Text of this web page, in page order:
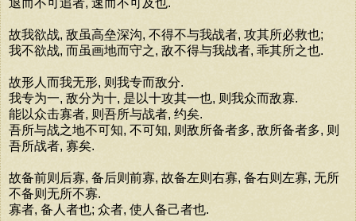
退而不可追者, 速而不可及也.
故我欲战, 敌虽高垒深沟, 不得不与我战者, 攻其所必救也;
我不欲战, 而虽画地而守之, 敌不得与我战者, 乖其所之也.
故形人而我无形, 则我专而敌分.
我专为一, 敌分为十, 是以十攻其一也, 则我众而敌寡.
能以众击寡者, 则吾所与战者, 约矣.
吾所与战之地不可知, 不可知, 则敌所备者多, 敌所备者多, 则
吾所战者, 寡矣.
故备前则后寡, 备后则前寡, 故备左则右寡, 备右则左寡, 无所
不备则无所不寡.
寡者, 备人者也; 众者, 使人备己者也.